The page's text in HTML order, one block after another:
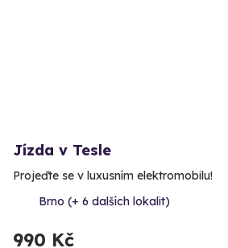
Jízda v Tesle
Projeďte se v luxusním elektromobilu!
Brno (+ 6 dalších lokalit)
990 Kč